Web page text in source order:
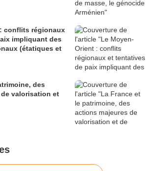
conflits régionaux
impliquant des
(étatiques et
des
valorisation et